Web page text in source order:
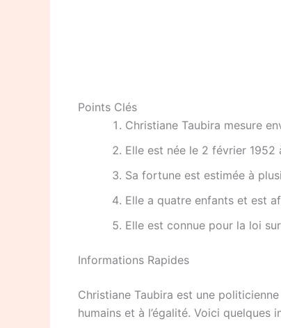
Points Clés
Christiane Taubira mesure
Elle est née le 2 février 1952
Sa fortune est estimée à
Elle a quatre enfants et est
Elle est connue pour la loi
Informations Rapides
Christiane Taubira est une
humains et à l’égalité. Voici quelques